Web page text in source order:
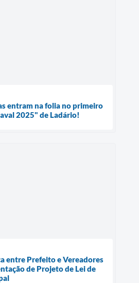
entram na folia no primeiro
2025" de Ladário!
entre Prefeito e Vereadores
de Projeto de Lei de